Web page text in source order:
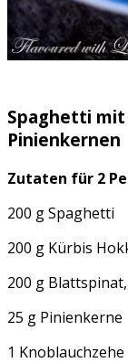
Spaghetti
Pinienkernen
Zutaten für 2
200 g Spaghetti
200 g Kürbis
200 g
25 g Pinienkerne
1 Knoblauchzehe